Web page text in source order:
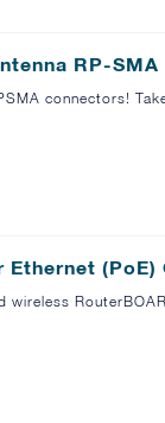
RP-
connectors!
wireless